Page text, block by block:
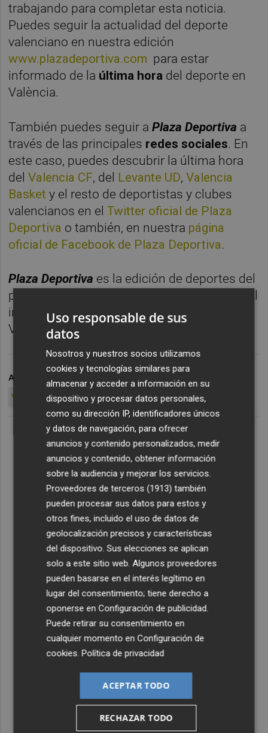
trabajando para completar esta noticia.
Puedes seguir la actualidad del deporte
valenciano en nuestra edición
www.plazadeportiva.com para estar
informado de la última hora del deporte en
València.
También puedes seguir aPlaza Deportiva a
través de las principales redes sociales. En
este caso, puedes descubrir la última hora
delValencia CF, del Levante UD,Valencia
Basket y el resto de deportistas y clubes
valencianos en elTwitter oficial de Plaza
Deportiva o también, en nuestra página
oficial de Facebook de Plaza Deportiva.
Plaza Deportiva es la edición de deportes del
periódico
independiente y líder en la Comunitat
Valenciana.
ARCHIVADO EN
VALENCIA CF
Uso responsable de sus
datos
Nosotros y nuestros socios utilizamos
cookies y tecnologías similares para
almacenar y acceder a información en su
dispositivo y procesar datos personales,
como su dirección IP, identificadores únicos
y datos de navegación, para ofrecer
anuncios y contenido personalizados, medir
anuncios y contenido, obtener información
sobre la audiencia y mejorar los servicios.
Proveedores de terceros (1913) también
pueden procesar sus datos para estos y
otros fines, incluido el uso de datos de
geolocalización precisos y características
del dispositivo. Sus elecciones se aplican
solo a este sitio web. Algunos proveedores
pueden basarse en el interés legítimo en
lugar del consentimiento; tiene derecho a
oponerse enConfiguración de publicidad
Puede retirar su consentimiento en
cualquier momento enConfiguración de
cookies .Política de privacidad
ACEPTAR TODO
RECHAZAR TODO